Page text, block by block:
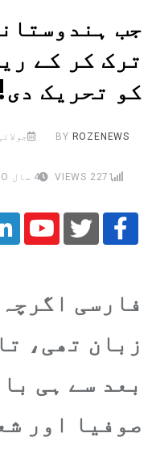
جب
ترک کر کے
کو تحریک دی!
BY ROZENEWS جولائی 24, 2022
2271 4 سال AGO
فارسی
زبان تھی،
بعد سے ہی
صوفیا اور